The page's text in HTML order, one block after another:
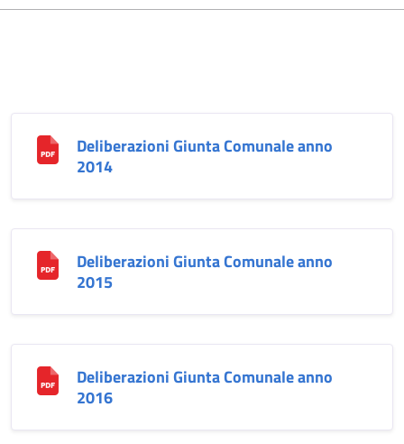
Deliberazioni Giunta Comunale anno
2014
Deliberazioni Giunta Comunale anno
2015
Deliberazioni Giunta Comunale anno
2016